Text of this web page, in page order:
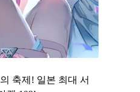
축제! 일본 최대 서